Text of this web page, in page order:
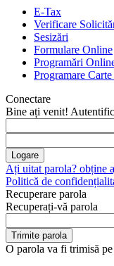
E-Tax
Verificare
Sesizări
Formulare Online
Programări
Programare
Conectare
Bine ați venit!
Ați uitat parola? obține
Politică de
Recuperare parola
Recuperați-vă parola
O parola va fi trimisă